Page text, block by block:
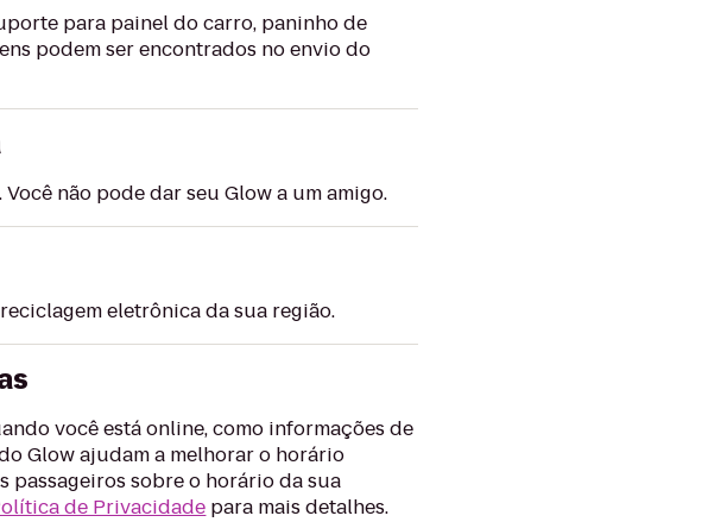
para painel do carro, paninho de
podem ser encontrados no envio do
não pode dar seu Glow a um amigo.
eletrônica da sua região.
você está online, como informações de
Glow ajudam a melhorar o horário
passageiros sobre o horário da sua
de Privacidade para mais detalhes.